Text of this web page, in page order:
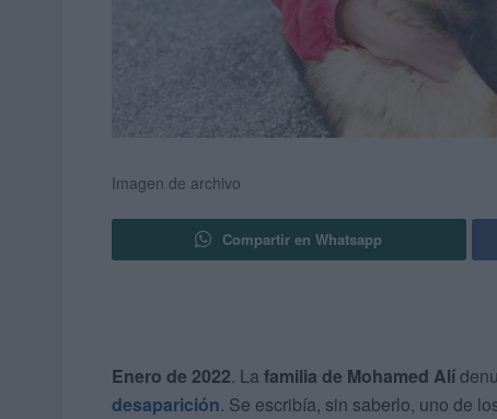
Imagen de archivo
Compartir en Whatsapp
Enero de 2022. La familia de Mohamed Alí
desaparición. Se escribía, sin saberlo, uno de